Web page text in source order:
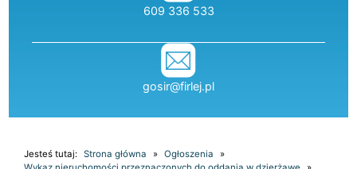
telefon:
609 336 533
gosir@firlej.pl
Jesteś tutaj: Strona główna
Ogłoszenia